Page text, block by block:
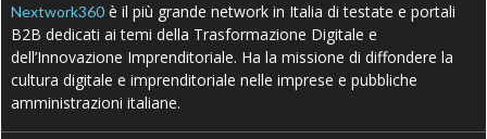
Nextwork360 è il più grande network in Italia di testate e portali
B2B dedicati ai temi della Trasformazione Digitale e
dell’Innovazione Imprenditoriale. Ha la missione di diffondere la
cultura digitale e imprenditoriale nelle imprese e pubbliche
amministrazioni italiane.